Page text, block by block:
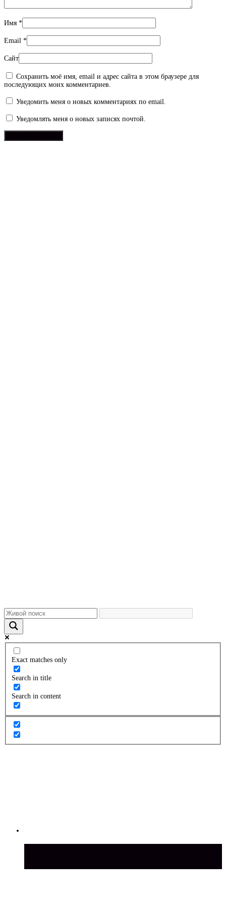
Имя *
Email *
Сайт
Сохранить моё имя, email и адрес сайта в этом браузере для
последующих моих комментариев.
Уведомить меня о новых комментариях по email.
Уведомлять меня о новых записях почтой.
Exact matches only
Search in title
Search in content